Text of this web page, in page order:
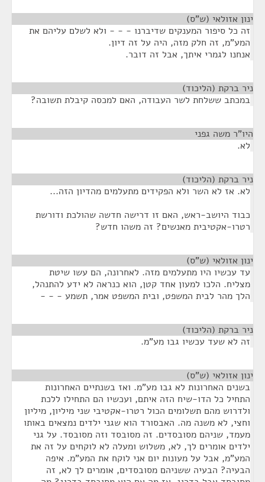
ינון אזולאי (ש"ס)
זה כל סיפור המענקים שדיברנו - - - ולא לשלם עליהם את
המע"מ, זה חלק מזה, היה על זה דיון.
אנחנו לגמרי איתך, אבל זה דובר.
ניר ברקת (הליכוד)
במכתב ששלחת לשר העבודה, האם למכסה קיבלת תשובה?
היו"ר משה גפני
לא.
ניר ברקת (הליכוד)
לא. אז לא השר ולא הפקידים מתעלמים מהדיון הזה...
כבוד היושב-ראש, האם זו דרישה חדשה שהולכת ודורשת
רטרו-אקטיבית מאנשים? זה משהו חדש?
ינון אזולאי (ש"ס)
עד עכשיו היו מתעלמים מזה. לאחרונה, הם עשו שיטת
מצליח. הלכו למעון אחד קטן, הוא כנראה לא ידע להתנהל,
הלך מהר לבית המשפט, ובית המשפט אמר, תשמע - - -
ניר ברקת (הליכוד)
זה לא שעד עכשיו גבו מע"מ.
ינון אזולאי (ש"ס)
בשנים האחרונות לא גבו מע"מ. ואז בשנתיים האחרונות
התחיל כל הדו-שיח הזה איתם, ועכשיו הם התחילו ללכת
ולדרוש מהם תשלומים הכול רטרו-אקטיבי שני מיליון, מיליון
וחצי, לא משנה מה. האבסורד הוא שגני ילדים נמצאים באותו
מעמד, שניהם מסובסדים. זה מסובסד וזה מסובסד. על גני
ילדים אומרים לך, לא, משלוש ומעלה לא לוקחים על זה את
המע"מ, אבל על מעונות יום אני לוקח את המע"מ. איפה
הבעיה? הבעיה ששניהם מסובסדים, אומרים לך לא, זה